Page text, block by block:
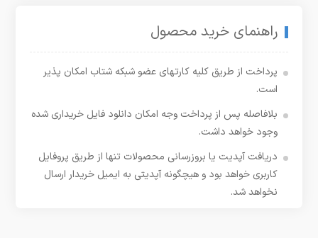
راهنمای خرید محصول
پرداخت از طریق کلیه کارتهای عضو شبکه شتاب امکان پذیر
است.
بلافاصله پس از پرداخت وجه امکان دانلود فایل خریداری شده
وجود خواهد داشت.
دریافت آپدیت یا بروزرسانی محصولات تنها از طریق پروفایل
کاربری خواهد بود و هیچگونه آپدیتی به ایمیل خریدار ارسال
نخواهد شد.